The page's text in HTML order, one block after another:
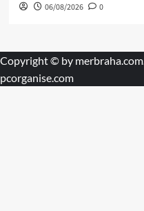
06/08/2026 0
Copyright © by merbraha.com
pcorganise.com